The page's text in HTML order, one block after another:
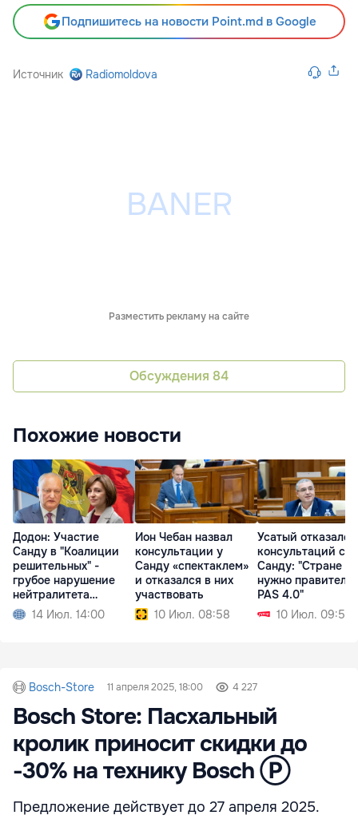
Подпишитесь на новости Point.md в Google
Источник Radiomoldova
Разместить рекламу на сайте
Обсуждения 84
Похожие новости
Додон: Участие
Санду в "Коалиции
решительных" -
грубое нарушение
нейтралитета
Молдовы
14 Июл. 14:00
Ион Чебан назвал
консультации у
Санду «спектаклем»
и отказался в них
участвовать
10 Июл. 08:58
Усатый
консультаций с
Санду: "Стране не
нужно
PAS 4.0"
10 Июл. 09:50
Bosch-Store 11 апреля 2025, 18:00 4 227
Bosch Store: Пасхальный
кролик приносит скидки до
-30% на технику Bosch Ⓟ
Предложение действует до 27 апреля 2025.